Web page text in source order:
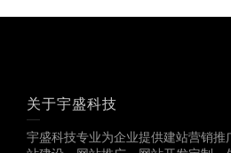
关于宇盛科技
宇盛科技专业为企业提供建站营销推